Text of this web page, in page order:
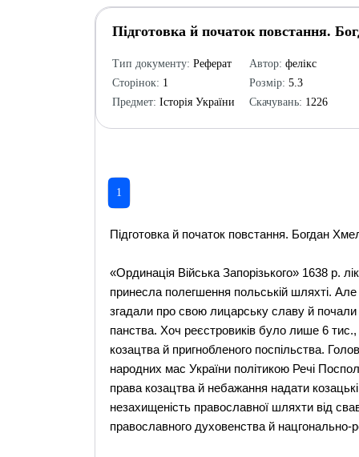
Підготовка й початок повстання.
Тип документу: Реферат
Сторінок: 1
Предмет: Історія України
Автор: фелікс
Розмір: 5.3
Скачувань: 1226
1
Підготовка й початок повстання. Богдан
«Ординація Війська Запорізького» 1638 р.
принесла полегшення польській шляхті. Але
згадали про свою лицарську славу й
панства. Хоч реєстровиків було лише 6
козацтва й пригнобленого поспільства.
народних мас України політикою Речі
права козацтва й небажання надати
незахищеність православної шляхти від
православного духовенства й нацгонально-